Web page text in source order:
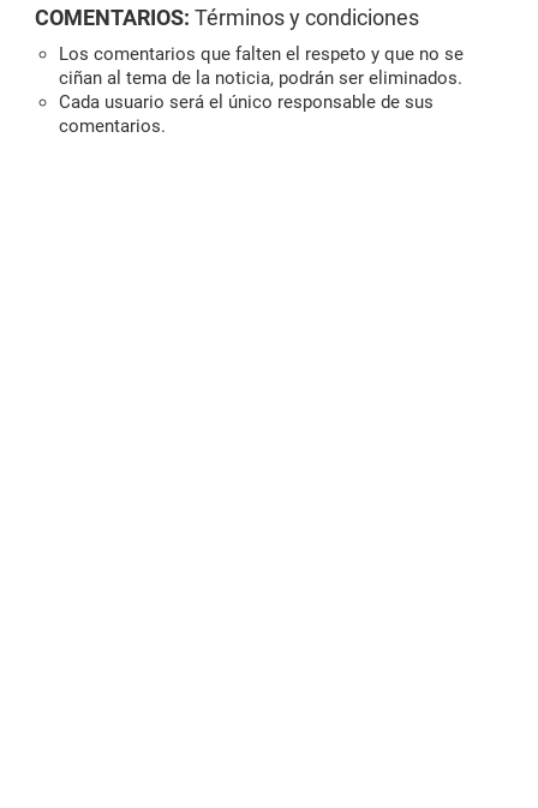
COMENTARIOS: Términos y condiciones
Los comentarios que falten el respeto y que no se
ciñan al tema de la noticia, podrán ser eliminados.
Cada usuario será el único responsable de sus
comentarios.